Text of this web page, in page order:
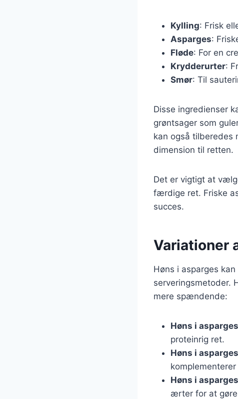
Kylling: Frisk
Asparges:
Fløde: For en
Krydderurter:
Smør: Til
Disse ingredienser
grøntsager som
kan også tilberedes
dimension til retten.
Det er vigtigt at
færdige ret. Friske
succes.
Variationer
Høns i asparges
serveringsmetoder.
mere spændende:
Høns i
proteinrig ret.
Høns i
Høns i
ærter for at